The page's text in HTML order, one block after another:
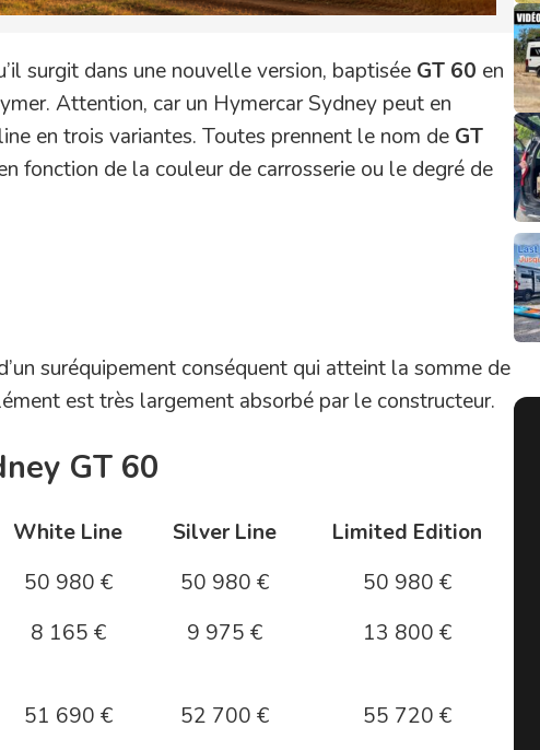
surgit dans une nouvelle version, baptisée GT 60 en
Attention, car un Hymercar Sydney peut en
en trois variantes. Toutes prennent le nom de GT
fonction de la couleur de carrosserie ou le degré de
suréquipement conséquent qui atteint la somme de
est très largement absorbé par le constructeur.
GT 60
White Line Silver Line
Limited Edition
50 980 € 50 980 €
50 980 €
8 165 € 9 975 € 13 800 €
51 690 € 52 700 €
55 720 €